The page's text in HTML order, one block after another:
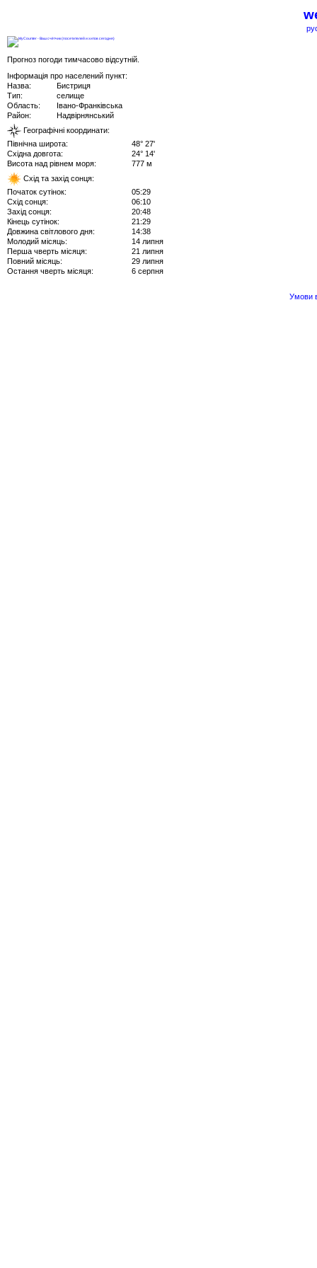
Прогноз погоди тимчасово відсутній.
Інформація про населений пункт:
Назва:
Бистриця
Тип:
селище
Область:
Івано-Франківська
Район:
Надвірнянський
Географічні координати:
Північна широта:
48° 27'
Східна довгота:
24° 14'
Висота над рівнем моря:
777 м
Схід та захід сонця:
Початок сутінок:
05:29
Схід сонця:
06:10
Захід сонця:
20:48
Кінець сутінок:
21:29
Довжина світлового дня:
14:38
Молодий місяць:
14 липня
Перша чверть місяця:
21 липня
Повний місяць:
29 липня
Остання чверть місяця:
6 серпня
Умови